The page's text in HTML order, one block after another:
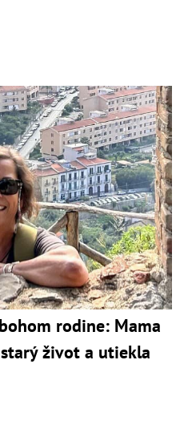
rodine: Mama
život a utiekla